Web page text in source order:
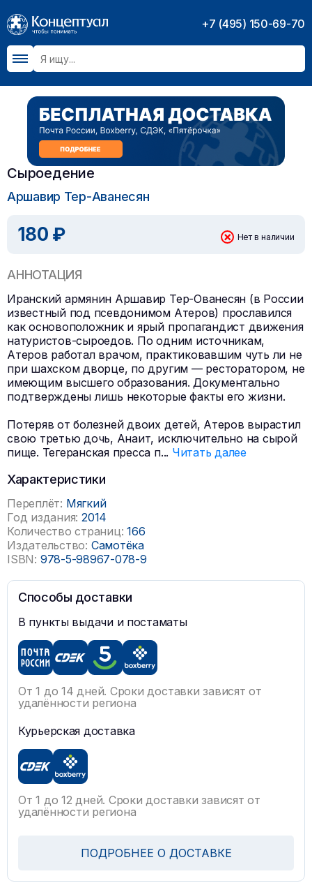
+7 (495) 150-69-70
Сыроедение
Аршавир Тер-Аванесян
180 ₽ Нет в наличии
АННОТАЦИЯ
Иранский армянин Аршавир Тер-Ованесян (в России
известный под псевдонимом Атеров) прославился
как основоположник и ярый пропагандист движения
натуристов-сыроедов. По одним источникам,
Атеров работал врачом, практиковавшим чуть ли не
при шахском дворце, по другим — ресторатором, не
имеющим высшего образования. Документально
подтверждены лишь некоторые факты его жизни.
Потеряв от болезней двоих детей, Атеров вырастил
свою третью дочь, Анаит, исключительно на сырой
пище. Тегеранская пресса п... Читать далее
Характеристики
Переплёт: Мягкий
Год издания: 2014
Количество страниц: 166
Издательство: Самотёка
ISBN: 978-5-98967-078-9
Способы доставки
В пункты выдачи и постаматы
От 1 до 14 дней. Сроки доставки зависят от
удалённости региона
Курьерская доставка
От 1 до 12 дней. Сроки доставки зависят от
удалённости региона
ПОДРОБНЕЕ О ДОСТАВКЕ